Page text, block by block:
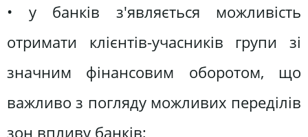
• у банків з'являється можливість
отримати клієнтів-учасників групи зі
значним фінансовим оборотом, що
важливо з погляду можливих переділів
зон впливу банків;